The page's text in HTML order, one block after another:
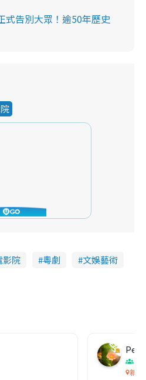
式告別大眾！逾50年歷史
影院 粵劇
文娛藝術
新光